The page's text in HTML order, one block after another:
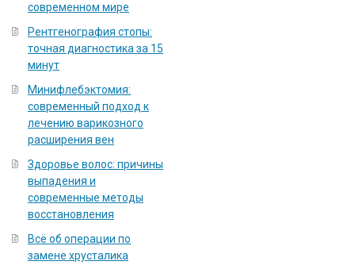
современном мире
Рентгенография стопы:
точная диагностика за 15
минут
Минифлебэктомия:
современный подход к
лечению варикозного
расширения вен
Здоровье волос: причины
выпадения и
современные методы
восстановления
Всё об операции по
замене хрусталика